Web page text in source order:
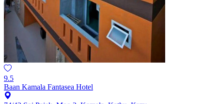
9.5
Baan Kamala Fantasea Hotel